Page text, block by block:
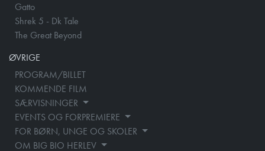
Gatto
Shrek 5 - Dk Tale
The Great Beyond
ØVRIGE
PROGRAM/BILLET
KOMMENDE FILM
SÆRVISNINGER
EVENTS OG FORPREMIERE
FOR BØRN, UNGE OG SKOLER
OM BIG BIO HERLEV